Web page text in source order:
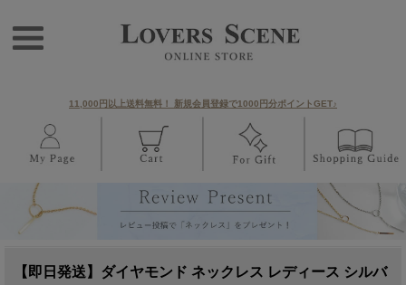
11,000円以上送料無料！ 新規会員登録で1000円分ポイントGET♪
【即日発送】ダイヤモンド ネックレス レディース シルバ